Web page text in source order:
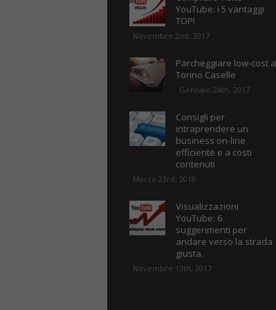
YouTube: i 5 vantaggi
TOP!
Novembre 2nd, 2017
Parcheggiare low-cost a
Torino Caselle
Gennaio 24th, 2017
Consigli per
intraprendere un
business on-line
efficiente e a costi
contenuti
Marzo 23rd, 2018
Visualizzazioni
YouTube: 6
suggerimenti per
andare verso la strada
giusta.
Novembre 13th, 2017